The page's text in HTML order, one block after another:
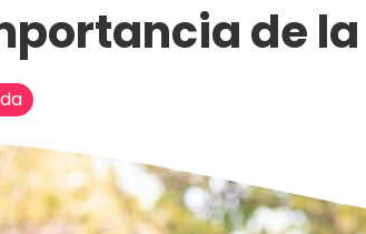
de